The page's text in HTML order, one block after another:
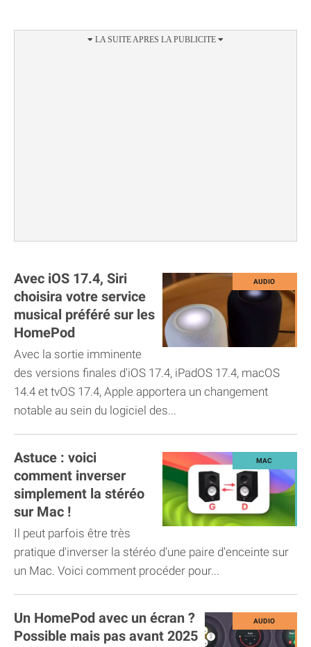
Avec iOS 17.4, Siri
choisira votre service
musical préféré sur les
HomePod
Avec la sortie imminente
des versions finales d'iOS 17.4, iPadOS 17.4, macOS
14.4 et tvOS 17.4, Apple apportera un changement
notable au sein du logiciel des...
Astuce : voici
comment inverser
simplement la stéréo
sur Mac !
Il peut parfois être très
pratique d'inverser la stéréo d'une paire d'enceinte sur
un Mac. Voici comment procéder pour...
Un HomePod avec un écran ?
Possible mais pas avant 2025